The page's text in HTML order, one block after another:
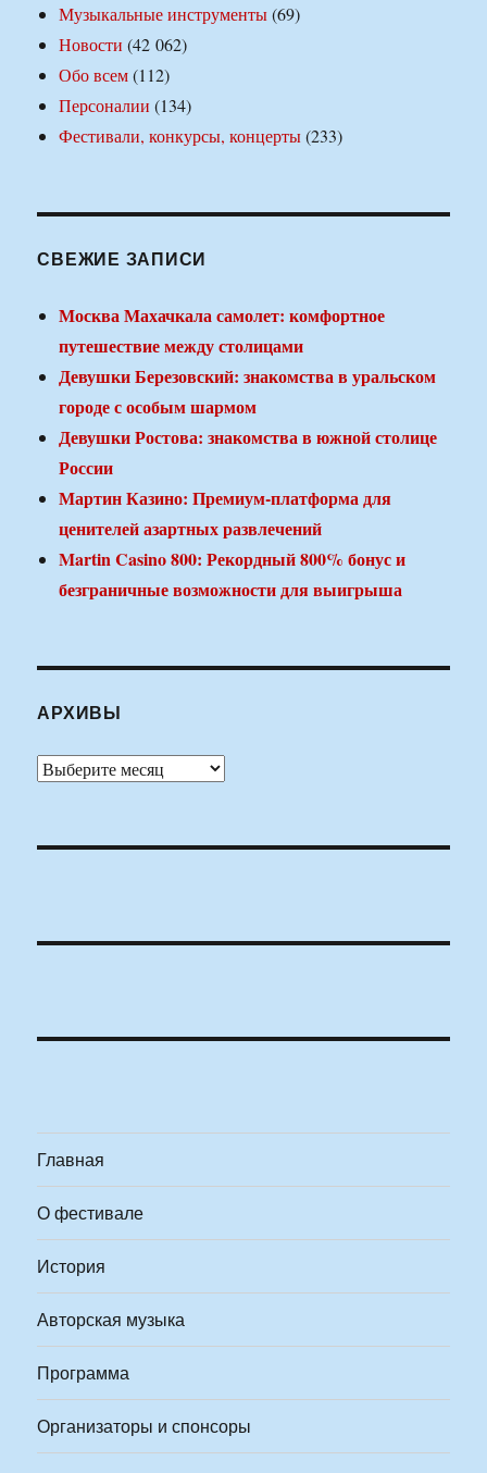
Музыкальные инструменты(69)
Новости (42 062)
Обо всем(112)
Персоналии (134)
Фестивали, конкурсы, концерты(233)
СВЕЖИЕ ЗАПИСИ
Москва Махачкала самолет: комфортное
путешествие между столицами
Девушки Березовский: знакомства в уральском
городе с особым шармом
Девушки Ростова: знакомства в южной столице
России
Мартин Казино: Премиум-платформа для
ценителей азартных развлечений
Martin Casino 800: Рекордный 800% бонус и
безграничные возможности для выигрыша
АРХИВЫ
Архивы
Главная
О фестивале
История
Авторская музыка
Программа
Организаторы и спонсоры